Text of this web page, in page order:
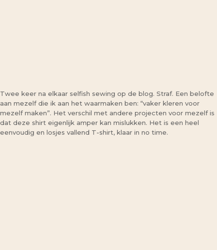
Twee keer na elkaar selfish sewing op de blog. Straf. Een belofte
aan mezelf die ik aan het waarmaken ben: “vaker kleren voor
mezelf maken”. Het verschil met andere projecten voor mezelf is
dat deze shirt eigenlijk amper kan mislukken. Het is een heel
eenvoudig en losjes vallend T-shirt, klaar in no time.